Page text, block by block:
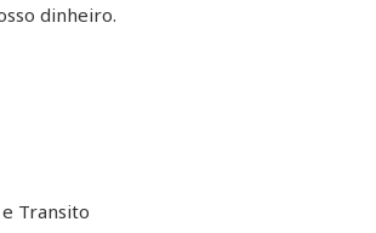
dinheiro.
Transito